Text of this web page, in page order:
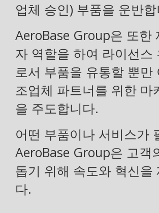
업체 승인) 부품을 운반
AeroBase Group은 또한
자 역할을 하여 라이선스
로서 부품을 유통할 뿐만
조업체 파트너를 위한 마
을 주도합니다.
어떤 부품이나 서비스가
AeroBase Group은 고객
돕기 위해 속도와 혁신을
다.